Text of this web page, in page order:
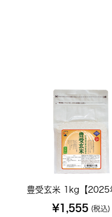
豊受玄米 1kg【2025
¥1,555 (税込)